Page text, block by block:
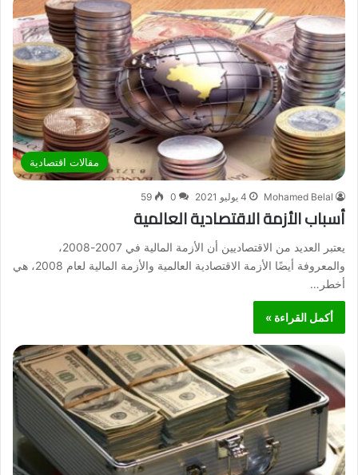
مقالات اقتصادية
Mohamed Belal 4 يوليو 2021 0
59
أسباب الأزمة الاقتصادية العالمية
يعتبر العديد من الاقتصاديين أن الأزمة المالية في 2007-2008،
والمعروفة أيضًا الأزمة الاقتصادية العالمية والأزمة المالية لعام 2008، هي
أخطر…
أكمل القراءة »